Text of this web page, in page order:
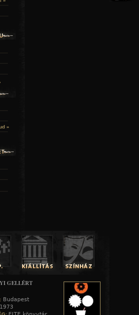
»
GELLÉRT
Budapest
1973